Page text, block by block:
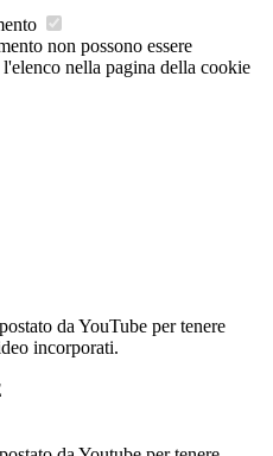
non possono essere
nella pagina della cookie
da YouTube per tenere
incorporati.